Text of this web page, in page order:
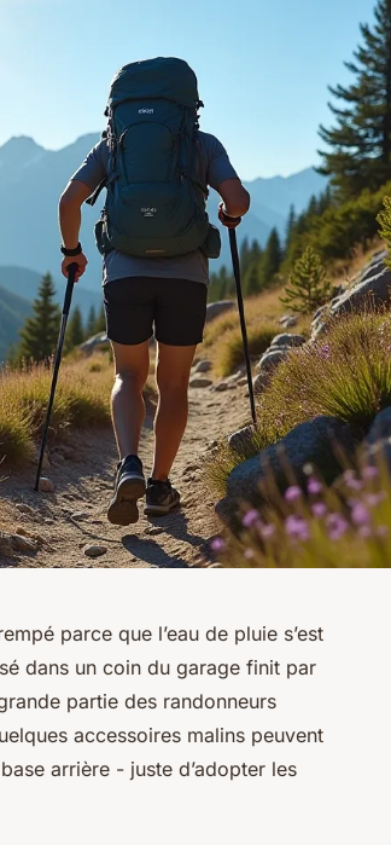
parce que l’eau de pluie s’est
dans un coin du garage finit par
partie des randonneurs
accessoires malins peuvent
arrière - juste d’adopter les